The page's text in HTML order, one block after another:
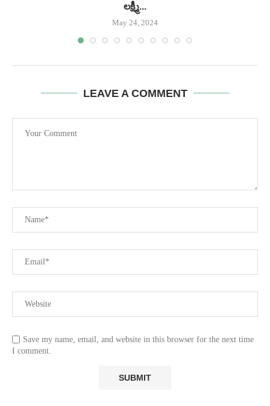
లక్ష్మీ...
May 24, 2024
LEAVE A COMMENT
Save my name, email, and website in this browser for the next time
I comment.